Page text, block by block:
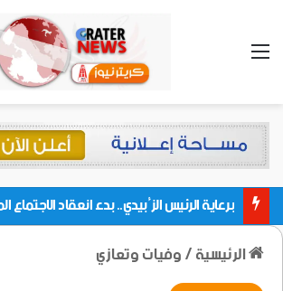
القائمة
الرئيسية/وفيات وتعازي